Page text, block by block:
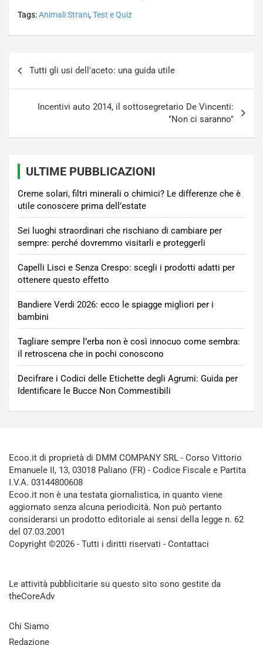
Tags:Animali Strani,Test e Quiz
articoli
Tutti gli usi dell'aceto: una guida utile
Incentivi auto 2014, il sottosegretario De Vincenti:
"Non ci saranno"
ULTIME PUBBLICAZIONI
Creme solari, filtri minerali o chimici? Le differenze che è
utile conoscere prima dell’estate
Sei luoghi straordinari che rischiano di cambiare per
sempre: perché dovremmo visitarli e proteggerli
Capelli Lisci e Senza Crespo: scegli i prodotti adatti per
ottenere questo effetto
Bandiere Verdi 2026: ecco le spiagge migliori per i
bambini
Tagliare sempre l’erba non è così innocuo come sembra:
il retroscena che in pochi conoscono
Decifrare i Codici delle Etichette degli Agrumi: Guida per
Identificare le Bucce Non Commestibili
Ecoo.it di proprietà di DMM COMPANY SRL - Corso Vittorio
Emanuele II, 13, 03018 Paliano (FR) - Codice Fiscale e Partita
I.V.A. 03144800608
Ecoo.it non è una testata giornalistica, in quanto viene
aggiornato senza alcuna periodicità. Non può pertanto
considerarsi un prodotto editoriale ai sensi della legge n. 62
del 07.03.2001
Copyright ©2026 - Tutti i diritti riservati - Contattaci
Le attività pubblicitarie su questo sito sono gestite da
theCoreAdv
Chi Siamo
Redazione